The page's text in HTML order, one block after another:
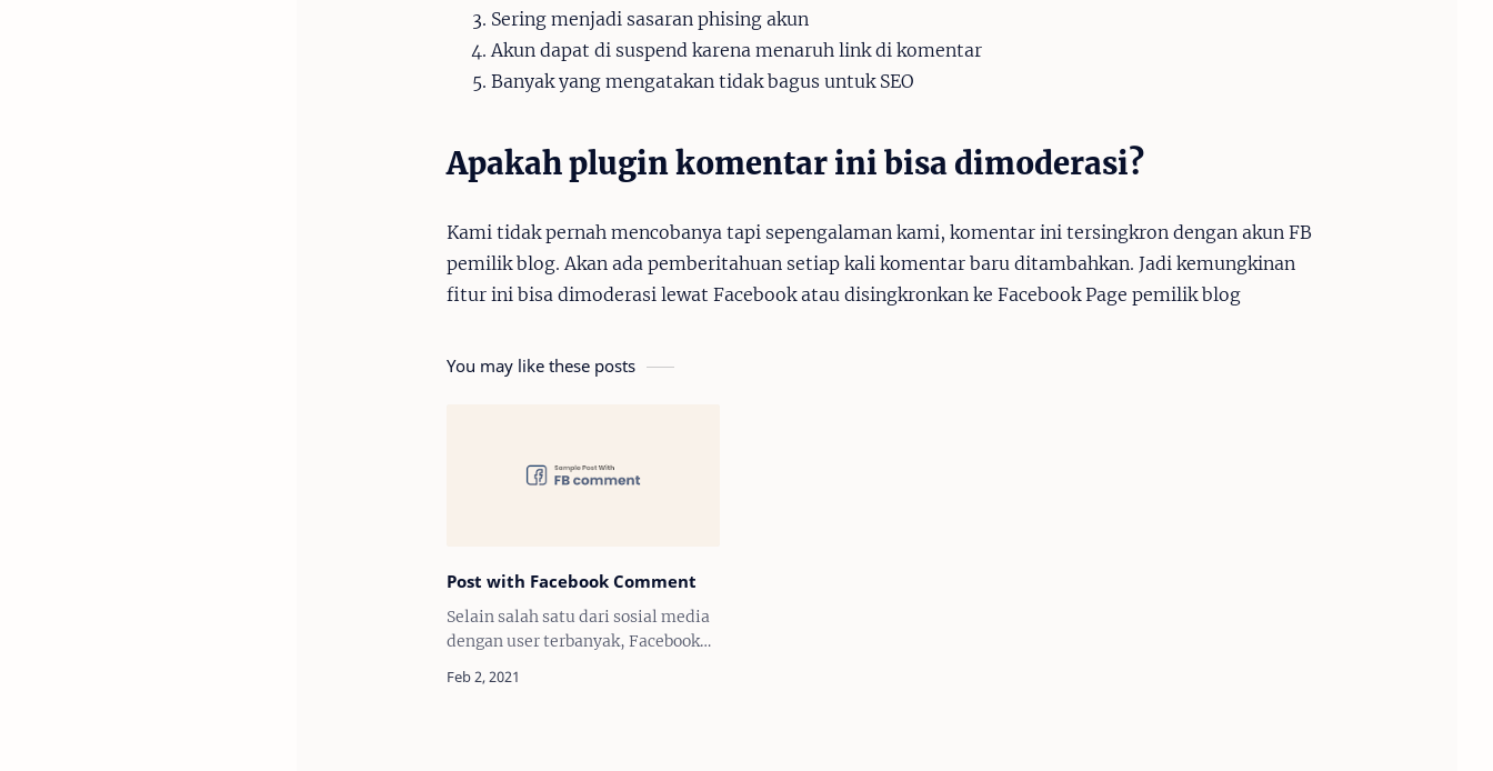
Sering menjadi sasaran phising akun
Akun dapat di suspend karena menaruh link di komentar
Banyak yang mengatakan tidak bagus untuk SEO
Apakah plugin komentar ini bisa dimoderasi?
Kami tidak pernah mencobanya tapi sepengalaman kami, komentar ini tersingkron dengan akun FB
pemilik blog. Akan ada pemberitahuan setiap kali komentar baru ditambahkan. Jadi kemungkinan
fitur ini bisa dimoderasi lewat Facebook atau disingkronkan ke Facebook Page pemilik blog
You may like these posts
Post with Facebook Comment
Selain salah satu dari sosial media
dengan user terbanyak, Facebook
komentar yang bisa anda …